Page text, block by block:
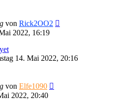
von Rick2OO2
2022, 16:19
14. Mai 2022, 20:16
von Elfe1090
2022, 20:40